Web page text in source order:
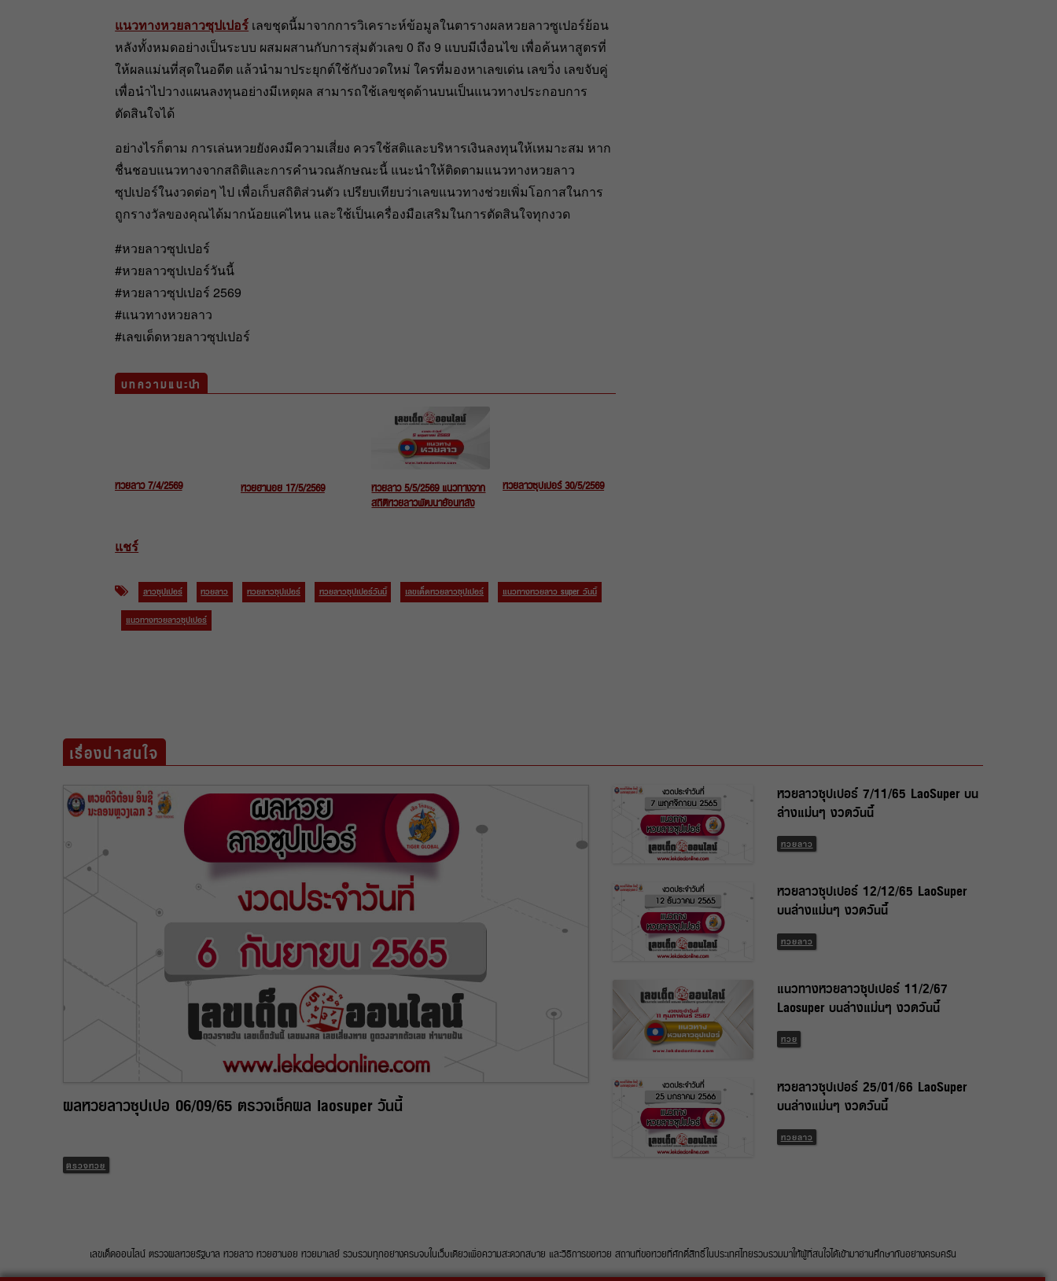
แนวทางหวยลาวซุปเปอร์ เลขชุดนี้มาจากการวิเคราะห์ข้อมูลในตารางผลหวยลาวซูเปอร์ย้อน
หลังทั้งหมดอย่างเป็นระบบ ผสมผสานกับการสุ่มตัวเลข 0 ถึง 9 แบบมีเงื่อนไข เพื่อค้นหาสูตรที่
ให้ผลแม่นที่สุดในอดีต แล้วนำมาประยุกต์ใช้กับงวดใหม่ ใครที่มองหาเลขเด่น เลขวิ่ง เลขจับคู่
เพื่อนำไปวางแผนลงทุนอย่างมีเหตุผล สามารถใช้เลขชุดด้านบนเป็นแนวทางประกอบการ
ตัดสินใจได้
อย่างไรก็ตาม การเล่นหวยยังคงมีความเสี่ยง ควรใช้สติและบริหารเงินลงทุนให้เหมาะสม หาก
ชื่นชอบแนวทางจากสถิติและการคำนวณลักษณะนี้ แนะนำให้ติดตามแนวทางหวยลาว
ซุปเปอร์ในงวดต่อๆ ไป เพื่อเก็บสถิติส่วนตัว เปรียบเทียบว่าเลขแนวทางช่วยเพิ่มโอกาสในการ
ถูกรางวัลของคุณได้มากน้อยแค่ไหน และใช้เป็นเครื่องมือเสริมในการตัดสินใจทุกงวด
#หวยลาวซุปเปอร์
#หวยลาวซุปเปอร์วันนี้
#หวยลาวซุปเปอร์ 2569
#แนวทางหวยลาว
#เลขเด็ดหวยลาวซุปเปอร์
บทความแนะนำ
หวยลาว 7/4/2569 หวยฮานอย 17/5/2569
หวยลาว 5/5/2569 แนวทางจาก
สถิติหวยลาวพัฒนาย้อนหลัง
หวยลาวซุปเปอร์ 30/5/2569
แชร์
ลาวซุปเปอร์ หวยลาว หวยลาวซุปเปอร์ หวยลาวซุปเปอร์วันนี้ เลขเด็ดหวยลาวซุปเปอร์
แนวทางหวยลาว super วันนี้
แนวทางหวยลาวซุปเปอร์
เรื่องน่าสนใจ
ผลหวยลาวซุปเปอ 06/09/65 ตรวจเช็คผล laosuper วันนี้
ตรวจหวย
หวยลาวซุปเปอร์ 7/11/65 LaoSuper บน
ล่างแม่นๆ งวดวันนี้
หวยลาว
หวยลาวซุปเปอร์ 12/12/65 LaoSuper
บนล่างแม่นๆ งวดวันนี้
หวยลาว
แนวทางหวยลาวซุปเปอร์ 11/2/67
Laosuper บนล่างแม่นๆ งวดวันนี้
หวย
หวยลาวซุปเปอร์ 25/01/66 LaoSuper
บนล่างแม่นๆ งวดวันนี้
หวยลาว
เลขเด็ดออนไลน์ ตรวจผลหวยรัฐบาล หวยลาว หวยฮานอย หวยมาเลย์ รวบรวมทุกอย่างครบจบในเว็บเดียวเพื่อความสะดวกสบาย และวิธีการขอหวย สถานที่ขอหวยที่ศักดิ์สิทธิ์ในประเทศไทยรวบรวมมาให้ผู้ที่สนใจได้เข้ามาอ่านศึกษากันอย่างครบครัน